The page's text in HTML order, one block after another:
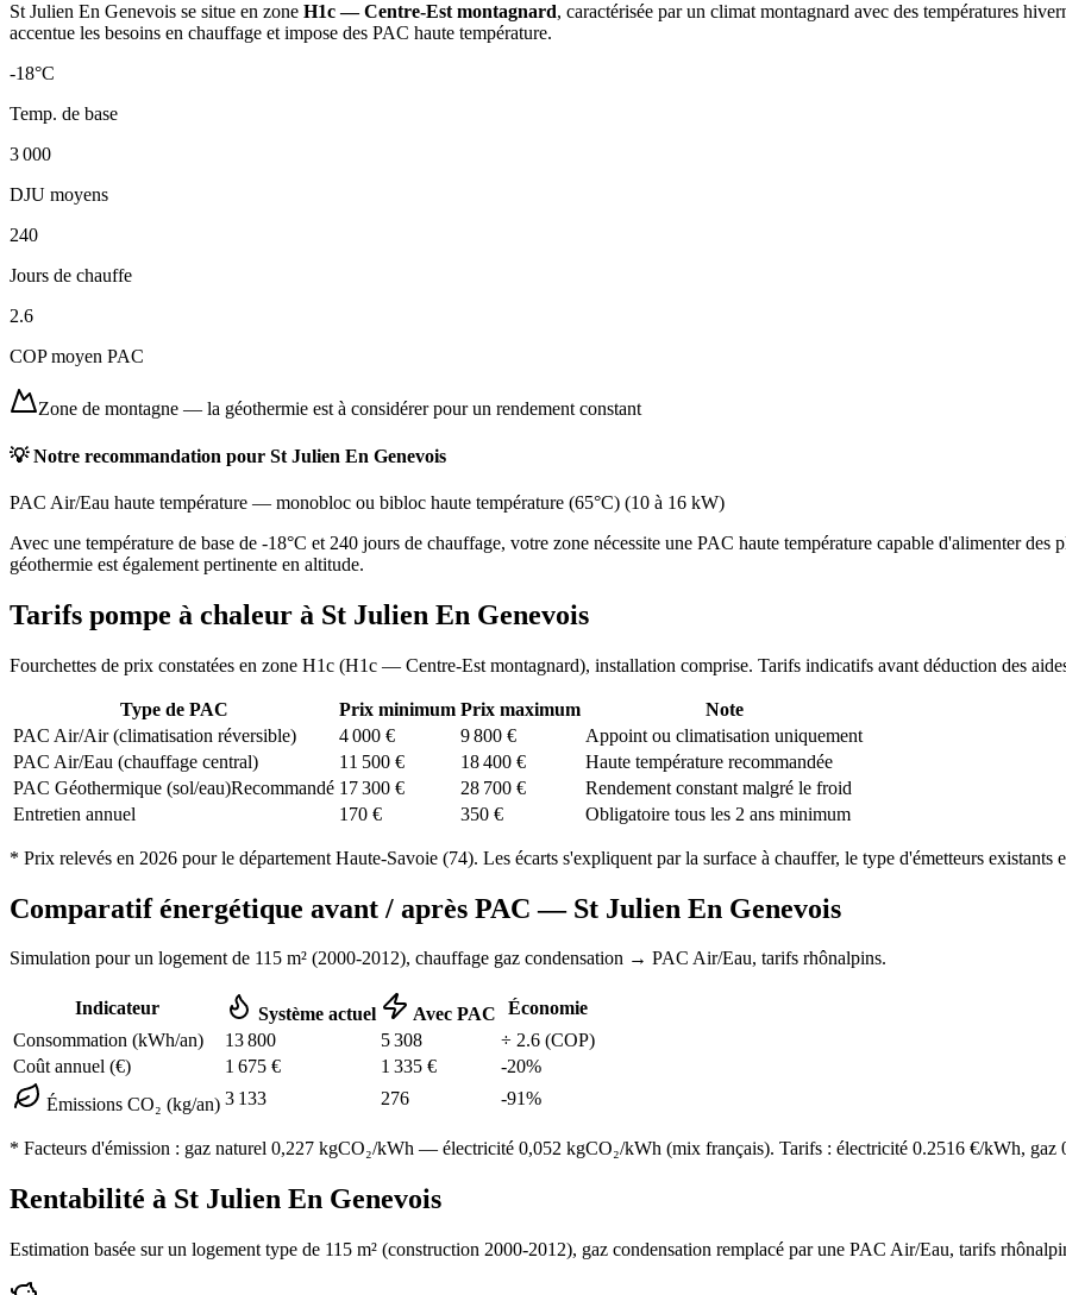
St Julien En Genevois se situe en zone H1c — Centre-Est montagnard, caractérisée par un climat montagnard avec des températures
accentue les besoins en chauffage et impose des PAC haute température.
-18°C
Temp. de base
3 000
DJU moyens
240
Jours de chauffe
2.6
COP moyen PAC
Zone de montagne — la géothermie est à considérer pour un rendement constant
💡 Notre recommandation pour St Julien En Genevois
PAC Air/Eau haute température — monobloc ou bibloc haute température (65°C) (10 à 16 kW)
Avec une température de base de -18°C et 240 jours de chauffage, votre zone nécessite une PAC haute température capable d'alimenter des
géothermie est également pertinente en altitude.
Tarifs pompe à chaleur à St Julien En Genevois
Fourchettes de prix constatées en zone H1c (H1c — Centre-Est montagnard), installation comprise. Tarifs indicatifs avant déduction des
Type de PAC Prix minimum Prix maximum
Note
PAC Air/Air (climatisation réversible)
4 000 € 9 800 €
Appoint ou climatisation uniquement
PAC Air/Eau (chauffage central)
11 500 € 18 400 €
Haute température recommandée
PAC Géothermique (sol/eau)Recommandé 17 300 € 28 700 €
Rendement constant malgré le froid
Entretien annuel
170 € 350 € Obligatoire tous les 2 ans minimum
* Prix relevés en 2026 pour le département Haute-Savoie (74). Les écarts s'expliquent par la surface à chauffer, le type d'émetteurs existants
Comparatif énergétique avant / après PAC — St Julien En Genevois
Simulation pour un logement de 115 m² (2000-2012), chauffage gaz condensation → PAC Air/Eau, tarifs rhônalpins.
Indicateur Système actuel Avec PAC
Économie
Consommation (kWh/an)
13 800 5 308 ÷ 2.6 (COP)
Coût annuel (€)
1 675 € 1 335 € -20%
Émissions CO₂ (kg/an) 3 133 276 -91%
* Facteurs d'émission : gaz naturel 0,227 kgCO₂/kWh — électricité 0,052 kgCO₂/kWh (mix français). Tarifs : électricité 0.2516 €/kWh, gaz
Rentabilité à St Julien En Genevois
Estimation basée sur un logement type de 115 m² (construction 2000-2012), gaz condensation remplacé par une PAC Air/Eau, tarifs